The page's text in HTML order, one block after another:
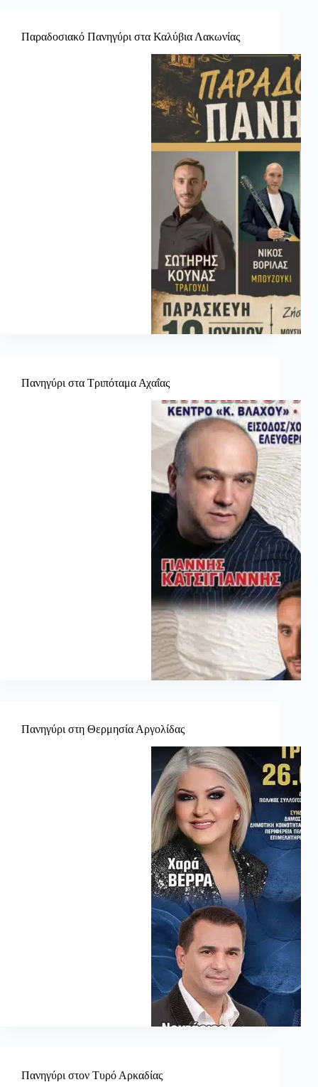
Παραδοσιακό Πανηγύρι στα Καλύβια Λακωνίας
Πανηγύρι στα Τριπόταμα Αχαΐας
Πανηγύρι στη Θερμησία Αργολίδας
Πανηγύρι στον Τυρό Αρκαδίας